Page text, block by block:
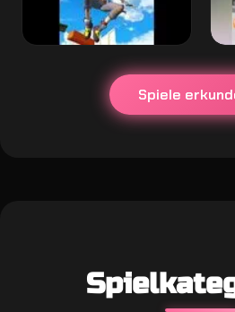
Spiele